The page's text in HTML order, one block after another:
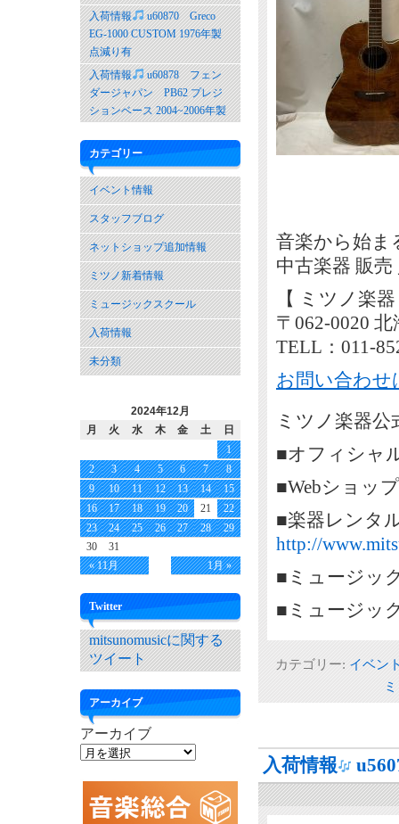
音楽から始ま
中古楽器 販
【 ミツノ楽
〒062-0020
TELL：011-
お問い合わせ
ミツノ楽器
■オフィシャ
■Webショッ
■楽器レンタ
http://
■ミュージッ
■ミュージッ
カテゴリー: イベン
入荷情報
入荷情報
u60870 Greco
EG-1000 CUSTOM 1976年製
点減り有
入荷情報
u60878 フェン
ダージャパン PB62 プレジ
ションベース 2004~2006年製
カテゴリー
イベント情報
スタッフブログ
ネットショップ追加情報
ミツノ新着情報
ミュージックスクール
入荷情報
未分類
2024年12月
月
火 水 木 金 土 日
« 11月 1月 »
1
2
3 4 5 6 7
8
9
10 11 12 13 14
15
16
17 18 19 20 21
22
23
24 25 26 27 28
29
30
31
Twitter
mitsunomusicに関する
ツイート
アーカイブ
アーカイブ